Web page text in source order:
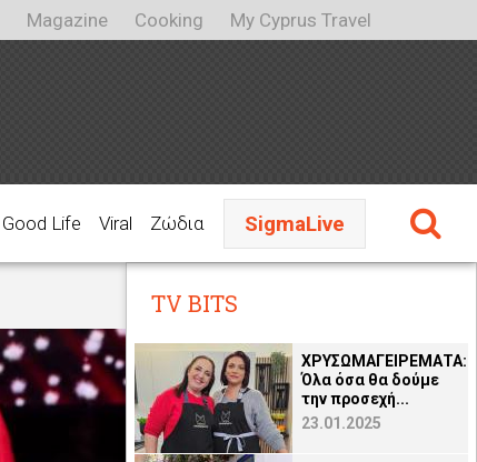
Magazine Cooking My Cyprus Travel
Good Life Viral Ζώδια SigmaLive
TV BITS
ΧΡΥΣΩΜΑΓΕΙΡΕΜΑΤΑ:
Όλα όσα θα δούμε
την προσεχή...
23.01.2025